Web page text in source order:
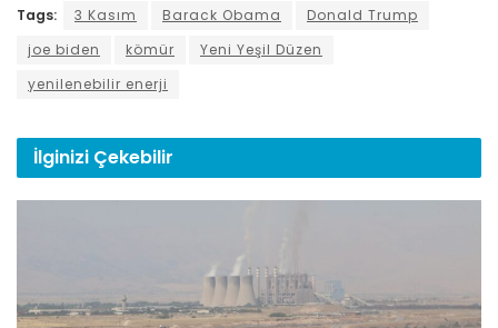
Tags: 3 Kasım Barack Obama
Donald Trump
joe biden
kömür
Yeni Yeşil Düzen
yenilenebilir enerji
İlginizi Çekebilir